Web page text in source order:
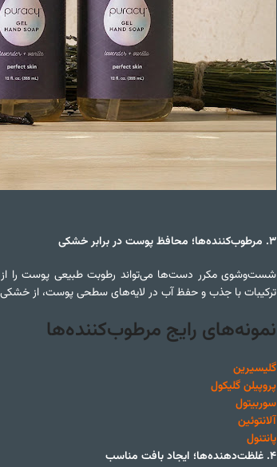
۳. مرطوب‌کننده‌ها؛ محافظ پوست در برابر خشکی
شست‌وشوی مکرر دست‌ها می‌تواند رطوبت طبیعی پوست را از
ترکیبات با جذب و حفظ آب در لایه‌های سطحی پوست، از
نمونه‌های رایج مرطوب‌کننده‌ها
گلیسیرین
پروپیلن گلیکول
سوربیتول
آلانتوئین
پانتنول
۴. غلظت‌دهنده‌ها؛ ایجاد بافت مناسب